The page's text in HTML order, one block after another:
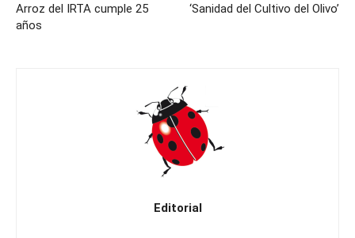
Arroz del IRTA cumple 25
años
‘Sanidad del Cultivo del Olivo’
Editorial